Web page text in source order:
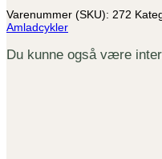
Varenummer (SKU): 272
Amladcykler
Du kunne også være